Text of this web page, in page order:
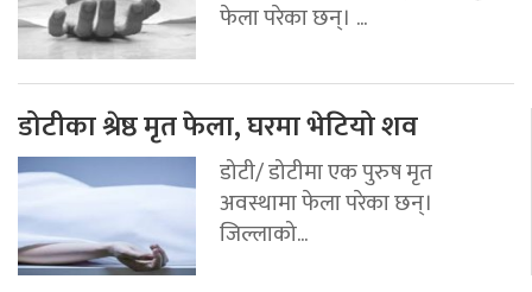
फेला परेका छन्। ...
डोटीका श्रेष्ठ मृत फेला, घरमा भेटियो शव
डोटी/ डोटीमा एक पुरुष मृत
अवस्थामा फेला परेका छन्।
जिल्लाको...